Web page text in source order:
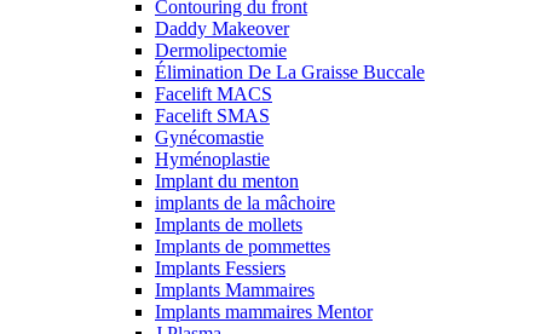
Contouring du front
Daddy Makeover
Dermolipectomie
Élimination De La Graisse Buccale
Facelift MACS
Facelift SMAS
Gynécomastie
Hyménoplastie
Implant du menton
implants de la mâchoire
Implants de mollets
Implants de pommettes
Implants Fessiers
Implants Mammaires
Implants mammaires Mentor